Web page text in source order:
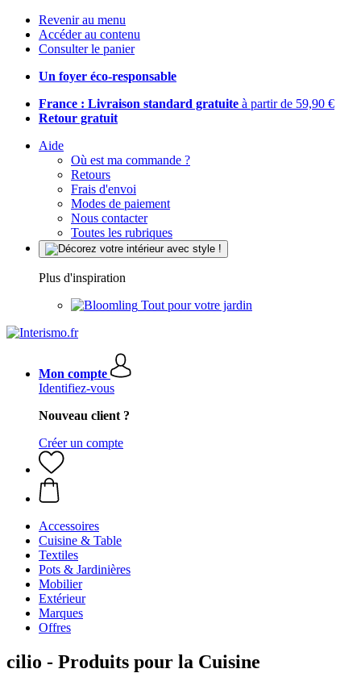
Revenir au menu
Accéder au contenu
Consulter le panier
Un foyer éco-responsable
France : Livraison standard gratuite à partir de 59,90 €
Retour gratuit
Aide
Où est ma commande ?
Retours
Frais d'envoi
Modes de paiement
Nous contacter
Toutes les rubriques
Plus d'inspiration
Tout pour votre jardin
Mon compte
Identifiez-vous
Nouveau client ?
Créer un compte
Accessoires
Cuisine & Table
Textiles
Pots & Jardinières
Mobilier
Extérieur
Marques
Offres
cilio - Produits pour la Cuisine